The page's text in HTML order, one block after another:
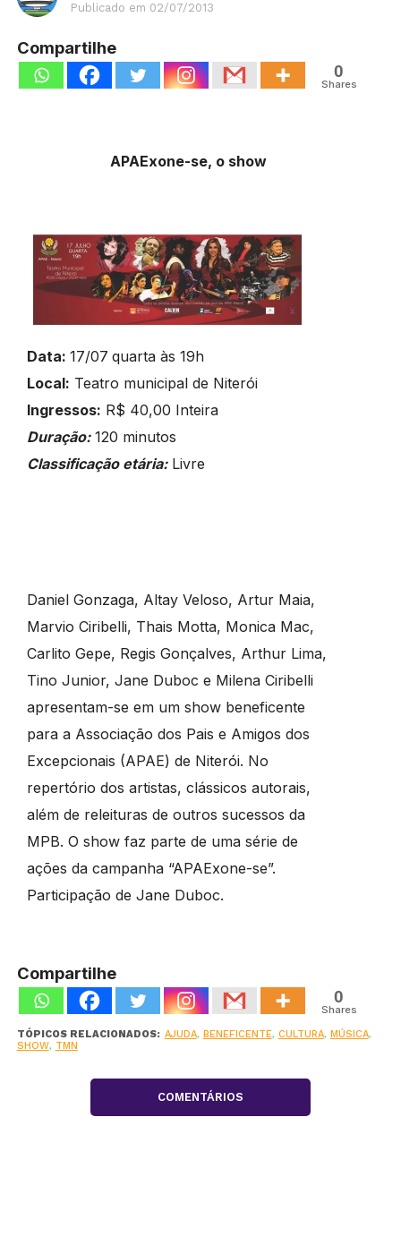
Publicado em 02/07/2013
Compartilhe
0
Shares
APAExone-se, o show
Data: 17/07 quarta às 19h
Local: Teatro municipal de Niterói
Ingressos: R$ 40,00 Inteira
Duração: 120 minutos
Classificação etária:Livre
Daniel Gonzaga, Altay Veloso, Artur Maia,
Marvio Ciribelli, Thais Motta, Monica Mac,
Carlito Gepe, Regis Gonçalves, Arthur Lima,
Tino Junior, Jane Duboc e Milena Ciribelli
apresentam-se em um show beneficente
para a Associação dos Pais e Amigos dos
Excepcionais (APAE) de Niterói. No
repertório dos artistas, clássicos autorais,
além de releituras de outros sucessos da
MPB. O show faz parte de uma série de
ações da campanha “APAExone-se”.
Participação de Jane Duboc.
Compartilhe
0
Shares
TÓPICOS RELACIONADOS: AJUDA, BENEFICENTE, CULTURA, MÚSICA,
SHOW, TMN
COMENTÁRIOS